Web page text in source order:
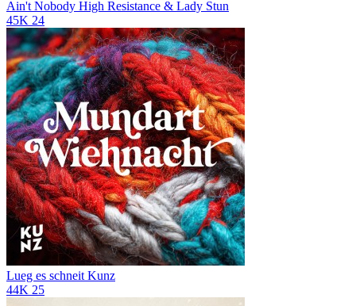
Ain't Nobody High Resistance & Lady Stun
45K 24
Lueg es schneit Kunz
44K 25